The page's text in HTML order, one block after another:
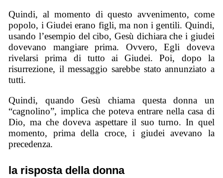
Quindi, al momento di questo avvenimento, come
popolo, i Giudei erano figli, ma non i gentili. Quindi,
usando l’esempio del cibo, Gesù dichiara che i giudei
dovevano mangiare prima. Ovvero, Egli doveva
rivelarsi prima di tutto ai Giudei. Poi, dopo la
risurrezione, il messaggio sarebbe stato annunziato a
tutti.
Quindi, quando Gesù chiama questa donna un
“cagnolino”, implica che poteva entrare nella casa di
Dio, ma che doveva aspettare il suo turno. In quel
momento, prima della croce, i giudei avevano la
precedenza.
la risposta della donna